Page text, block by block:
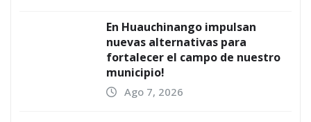
En Huauchinango impulsan
nuevas alternativas para
fortalecer el campo de nuestro
municipio!
Ago 7, 2026